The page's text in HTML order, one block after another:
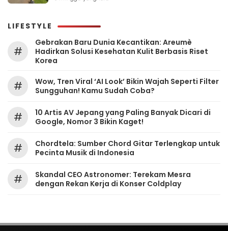
LIFESTYLE
#
Gebrakan Baru Dunia Kecantikan: Areumè
Hadirkan Solusi Kesehatan Kulit Berbasis Riset
Korea
#
Wow, Tren Viral ‘AI Look’ Bikin Wajah Seperti Filter
Sungguhan! Kamu Sudah Coba?
#
10 Artis AV Jepang yang Paling Banyak Dicari di
Google, Nomor 3 Bikin Kaget!
#
Chordtela: Sumber Chord Gitar Terlengkap untuk
Pecinta Musik di Indonesia
#
Skandal CEO Astronomer: Terekam Mesra
dengan Rekan Kerja di Konser Coldplay